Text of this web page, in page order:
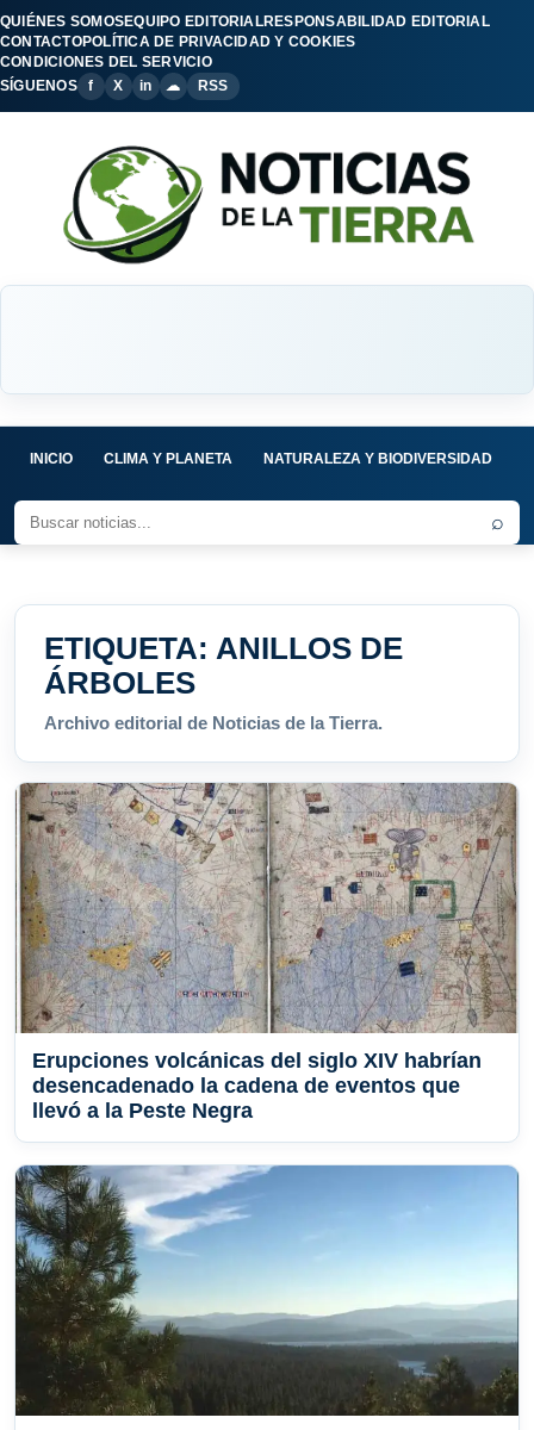
QUIÉNES SOMOSEQUIPO EDITORIALRESPONSABILIDAD EDITORIAL
CONTACTOPOLÍTICA DE PRIVACIDAD Y COOKIES
CONDICIONES DEL SERVICIO
SÍGUENOS
f X in ☁ RSS
INICIO CLIMA Y PLANETA NATURALEZA Y BIODIVERSIDAD
⌕
ETIQUETA: ANILLOS DE
ÁRBOLES
Archivo editorial de Noticias de la Tierra.
Erupciones volcánicas del siglo XIV habrían
desencadenado la cadena de eventos que
llevó a la Peste Negra